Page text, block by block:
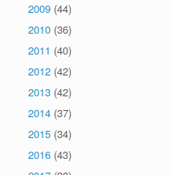
2009 (44)
2010 (36)
2011 (40)
2012 (42)
2013 (42)
2014 (37)
2015 (34)
2016 (43)